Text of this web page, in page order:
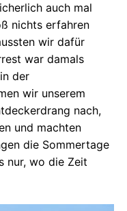
auch mal
nichts erfahren
wir dafür
war damals
der
wir unserem
nach,
und machten
die Sommertage
nur, wo die Zeit